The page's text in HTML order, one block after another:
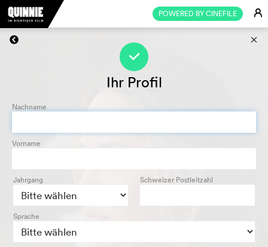
POWERED BY CINEFILE E
f
Ihr Profil
Nachname
Vorname
Jahrgang Schweizer Postleitzahl
Sprache
s